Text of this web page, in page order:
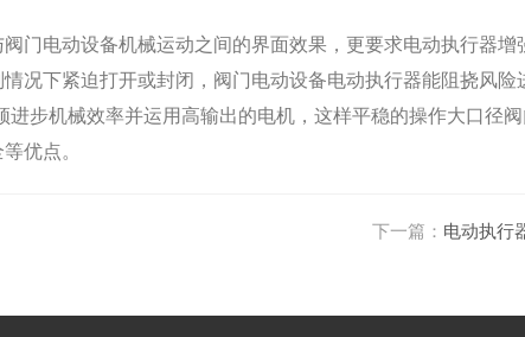
电动设备机械运动之间的界面效果，更要求电动执行器增
况下紧迫打开或封闭，阀门电动设备电动执行器能阻挠风险
步机械效率并运用高输出的电机，这样平稳的操作大口径
优点。
下一篇： 电动执行